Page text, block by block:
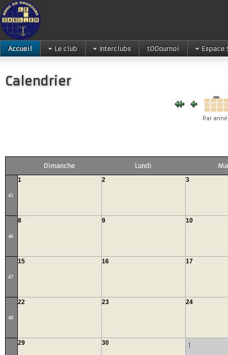
Accueil Le club Interclubs tOOournoi Espace
Calendrier
Par
Dimanche Lundi
45
1 2 3
46
8 9 10
47
15 16 17
48
22 23 24
29 30 1